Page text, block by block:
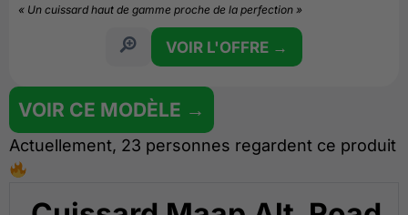
VOIR CE MODÈLE →
Actuellement, 23 personnes regardent ce produit
« Un cuissard haut de gamme proche de la perfection »
VOIR L'OFFRE →